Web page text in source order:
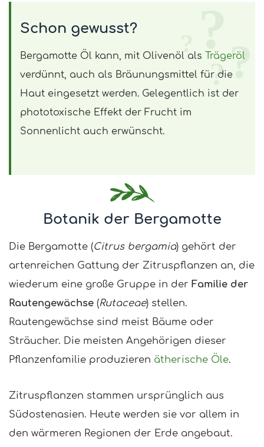
Schon gewusst?
Bergamotte Öl kann, mit Olivenöl als Trägeröl
verdünnt, auch als Bräunungsmittel für die
Haut eingesetzt werden. Gelegentlich ist der
phototoxische Effekt der Frucht im
Sonnenlicht auch erwünscht.
Botanik der Bergamotte
Die Bergamotte (Citrus bergamia) gehört der
artenreichen Gattung der Zitruspflanzen an, die
wiederum eine große Gruppe in der Familie der
Rautengewächse (Rutaceae) stellen.
Rautengewächse sind meist Bäume oder
Sträucher. Die meisten Angehörigen dieser
Pflanzenfamilie produzieren ätherische Öle.
Zitruspflanzen stammen ursprünglich aus
Südostenasien. Heute werden sie vor allem in
den wärmeren Regionen der Erde angebaut.